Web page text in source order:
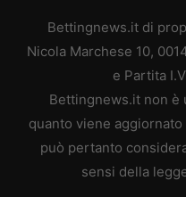
Bettingnews.it di
Nicola Marchese 10,
e Partita
Bettingnews.it non è
quanto viene
può pertanto
sensi della